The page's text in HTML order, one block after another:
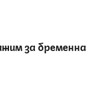
за бременна